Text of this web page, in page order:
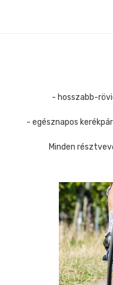
- hosszabb-
- egésznapos
Minden